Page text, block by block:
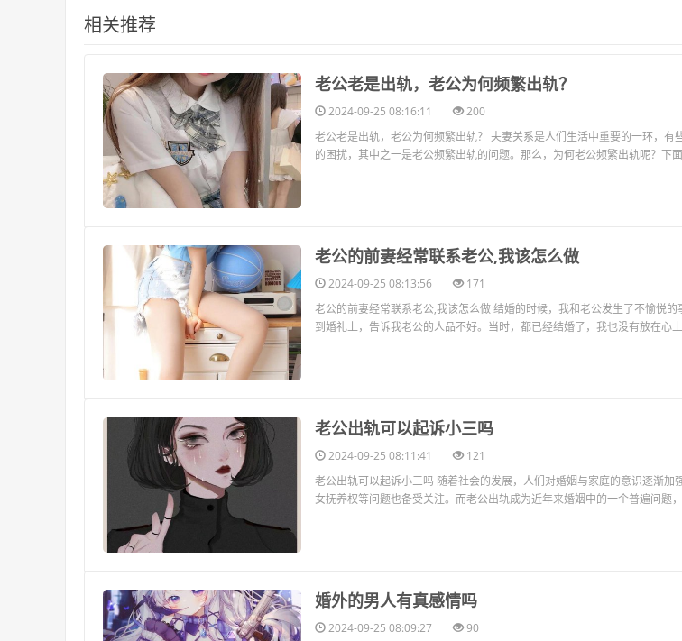
相关推荐
​老公老是出轨，老公为何频繁出轨？
2024-09-25 08:16:11
200
老公老是出轨，老公为何频繁出轨？ 夫妻关系是人们生活中重要的一环，有
的困扰，其中之一是老公频繁出轨的问题。那么，为何老公频繁出轨呢？下
​老公的前妻经常联系老公,我该怎么做
2024-09-25 08:13:56
171
老公的前妻经常联系老公,我该怎么做 结婚的时候，我和老公发生了不愉悦的
到婚礼上，告诉我老公的人品不好。当时，都已经结婚了，我也没有放在心
​老公出轨可以起诉小三吗
2024-09-25 08:11:41
121
老公出轨可以起诉小三吗 随着社会的发展，人们对婚姻与家庭的意识逐渐加
女抚养权等问题也备受关注。而老公出轨成为近年来婚姻中的一个普遍问题
​婚外的男人有真感情吗
2024-09-25 08:09:27
90